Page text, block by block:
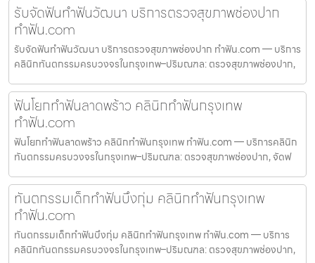
รับจัดฟันทำฟันวัฒนา บริการตรวจสุขภาพช่องปาก
ทำฟัน.com
รับจัดฟันทำฟันวัฒนา บริการตรวจสุขภาพช่องปาก ทำฟัน.com — บริการ
คลินิกทันตกรรมครบวงจรในกรุงเทพ–ปริมณฑล: ตรวจสุขภาพช่องปาก,
ฟันโยกทำฟันลาดพร้าว คลินิกทำฟันกรุงเทพ
ทำฟัน.com
ฟันโยกทำฟันลาดพร้าว คลินิกทำฟันกรุงเทพ ทำฟัน.com — บริการคลินิก
ทันตกรรมครบวงจรในกรุงเทพ–ปริมณฑล: ตรวจสุขภาพช่องปาก, จัดฟ
ทันตกรรมเด็กทำฟันบึงกุ่ม คลินิกทำฟันกรุงเทพ
ทำฟัน.com
ทันตกรรมเด็กทำฟันบึงกุ่ม คลินิกทำฟันกรุงเทพ ทำฟัน.com — บริการ
คลินิกทันตกรรมครบวงจรในกรุงเทพ–ปริมณฑล: ตรวจสุขภาพช่องปาก,